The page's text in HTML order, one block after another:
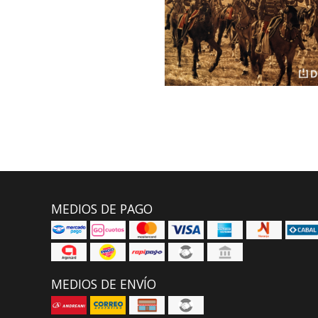
MEDIOS DE PAGO
MEDIOS DE ENVÍO